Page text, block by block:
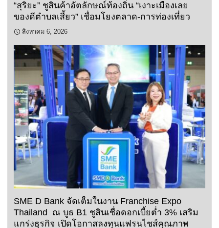
“สุริยะ” ชูสินค้าอัตลักษณ์ท้องถิ่น “เงาะเมืองเลย
ของดีตำบลเสี้ยว” เชื่อมโยงตลาด-การท่องเที่ยว
สิงหาคม 6, 2026
SME D Bank จัดเต็มในงาน Franchise Expo
Thailand ณ บูธ B1 ชูสินเชื่อดอกเบี้ยต่ำ 3% เสริม
แกร่งธุรกิจ เปิดโอกาสลงทุนแฟรนไชส์คุณภาพ